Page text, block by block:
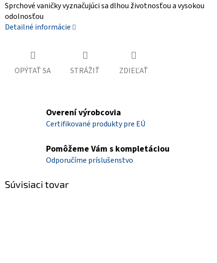
Sprchové vaničky vyznačujúci sa dlhou životnosťou a vysokou
odolnosťou
Detailné informácie
OPÝTAŤ SA STRÁŽIŤ ZDIEĽAŤ
Overení výrobcovia
Certifikované produkty pre EÚ
Pomôžeme Vám s kompletáciou
Odporučíme príslušenstvo
Súvisiaci tovar